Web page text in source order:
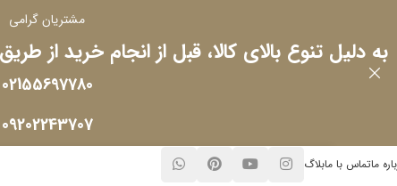
ماتماس با مابلاگ
مشتریان گرامی
به دلیل تنوع بالای کالا، قبل از انجام خرید از
02155697780
09202243707